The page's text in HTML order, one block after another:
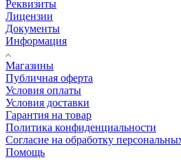
Реквизиты
Лицензии
Документы
Информация
Магазины
Публичная оферта
Условия оплаты
Условия доставки
Гарантия на товар
Политика конфиденциальности
Согласие на обработку
Помощь